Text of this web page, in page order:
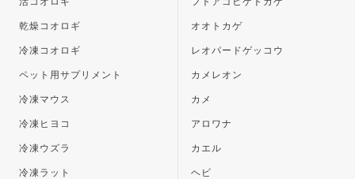
乾燥コオロギ
冷凍コオロギ
ペット用サプリメント
冷凍マウス
冷凍ヒヨコ
冷凍ウズラ
冷凍ラット
オオトカゲ
レオパードゲッコウ
カメレオン
カメ
アロワナ
カエル
ヘビ